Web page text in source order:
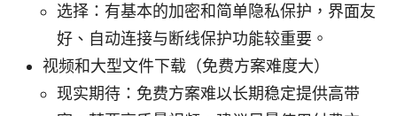
选择：有基本的加密和简单隐私保护，界面友
好、自动连接与断线保护功能较重要。
视频和大型文件下载（免费方案难度大）
现实期待：免费方案难以长期稳定提供高带